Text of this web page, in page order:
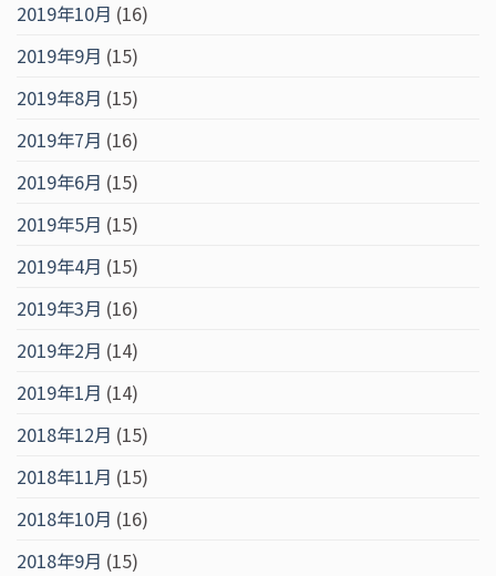
2019年10月 (16)
2019年9月 (15)
2019年8月 (15)
2019年7月 (16)
2019年6月 (15)
2019年5月 (15)
2019年4月 (15)
2019年3月 (16)
2019年2月 (14)
2019年1月 (14)
2018年12月 (15)
2018年11月 (15)
2018年10月 (16)
2018年9月 (15)